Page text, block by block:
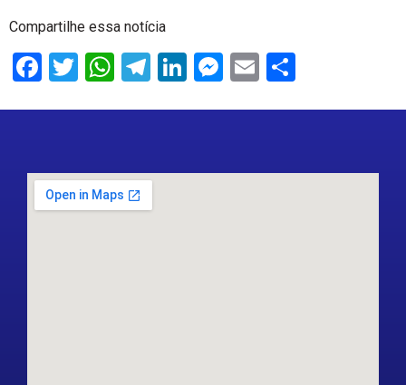
Compartilhe essa notícia
Facebook
Twitter
WhatsApp
Telegram
LinkedIn
Messenger
Email